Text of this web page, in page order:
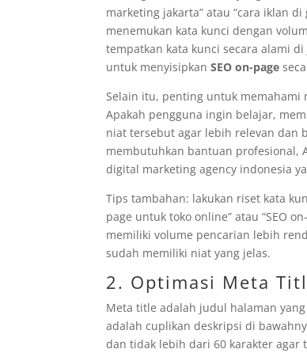
marketing jakarta” atau “cara iklan
menemukan kata kunci dengan
tempatkan kata kunci secara alami
untuk menyisipkanSEO on-page
Selain itu, penting untuk memahami
Apakah pengguna ingin belajar,
niat tersebut agar lebih relevan dan
membutuhkan bantuan profesional,
digital marketing agency indonesia
Tips tambahan: lakukan riset kata
page untuk toko online” atau “SEO
memiliki volume pencarian lebih
sudah memiliki niat yang jelas.
2. Optimasi Meta
Meta title adalah judul halaman
adalah cuplikan deskripsi di
dan tidak lebih dari 60 karakter